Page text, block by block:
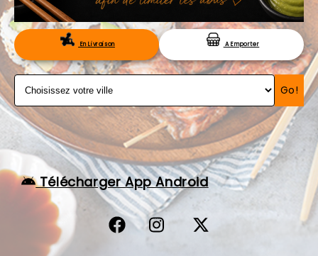
C.G.V
RÉSERVATIONEn Livraison A Emporter
Go!
Télécharger App Android